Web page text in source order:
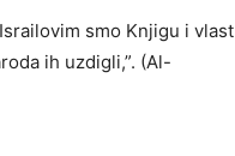
smo Knjigu i vlast
ih uzdigli,”. (Al-